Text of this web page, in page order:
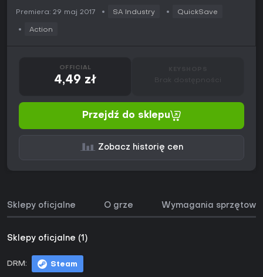
Premiera: 29 maj 2017 SA Industry QuickSave
Action
OFFICIAL
4,49 zł Brak dostępności
Przejdź do sklepu
Zobacz historię cen
Sklepy oficjalne O grze Wymagania sprzętowe
Sklepy oficjalne (1)
DRM: Steam